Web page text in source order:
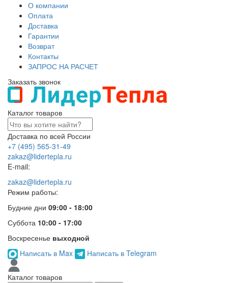
О компании
Оплата
Доставка
Гарантии
Возврат
Контакты
ЗАПРОС НА РАСЧЕТ
Заказать звонок
Каталог товаров
Доставка по всей России
+7 (495) 565-31-49
zakaz@lidertepla.ru
E-mail:
zakaz@lidertepla.ru
Режим работы:
Будние дни 09:00 - 18:00
Суббота 10:00 - 17:00
Воскресенье выходной
Написать в Max
Написать в Telegram
Каталог товаров